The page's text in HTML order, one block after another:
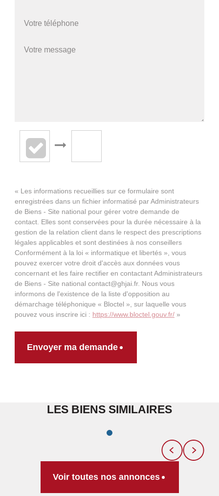
« Les informations recueillies sur ce formulaire sont
enregistrées dans un fichier informatisé par Administrateurs
de Biens - Site national pour gérer votre demande de
contact. Elles sont conservées pour la durée nécessaire à la
gestion de la relation client dans le respect des prescriptions
légales applicables et sont destinées à nos conseillers
Conformément à la loi « informatique et libertés », vous
pouvez exercer votre droit d'accès aux données vous
concernant et les faire rectifier en contactant Administrateurs
de Biens - Site national contact@ghjai.fr. Nous vous
informons de l'existence de la liste d'opposition au
démarchage téléphonique « Bloctel », sur laquelle vous
pouvez vous inscrire ici : https://www.bloctel.gouv.fr/ »
Envoyer ma demande
LES BIENS SIMILAIRES
Voir toutes nos annonces